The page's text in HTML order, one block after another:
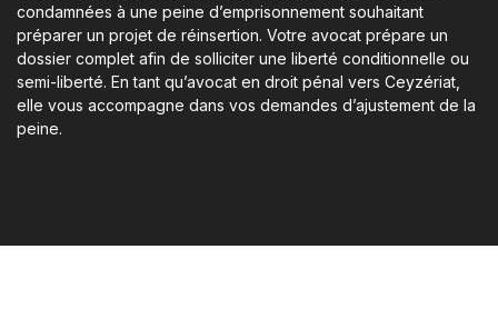
condamnées à une peine d’emprisonnement souhaitant
préparer un projet de réinsertion. Votre avocat prépare un
dossier complet afin de solliciter une liberté conditionnelle ou
semi-liberté. En tant qu’avocat en droit pénal vers Ceyzériat,
elle vous accompagne dans vos demandes d’ajustement de la
peine.